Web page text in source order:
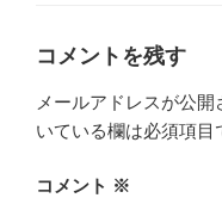
コメントを残す
メールアドレスが公開
いている欄は必須項目
コメント ※